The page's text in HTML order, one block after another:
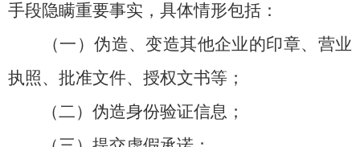
手段隐瞒重要事实，具体情形包括：
（一）伪造、变造其他企业的印章、营业
执照、批准文件、授权文书等；
（二）伪造身份验证信息；